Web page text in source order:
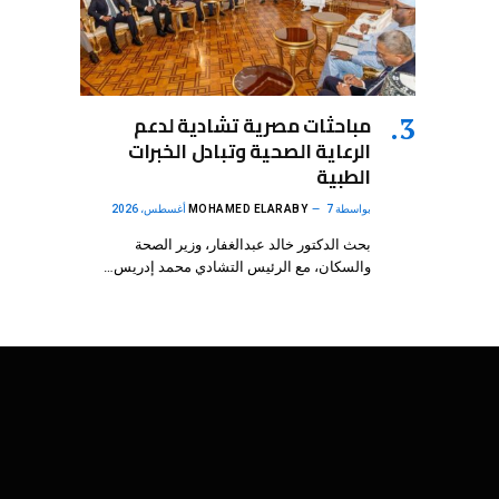
مباحثات مصرية تشادية لدعم
الرعاية الصحية وتبادل الخبرات
الطبية
بواسطة MOHAMED ELARABY 7 أغسطس، 2026
بحث الدكتور خالد عبدالغفار، وزير الصحة
والسكان، مع الرئيس التشادي محمد إدريس…